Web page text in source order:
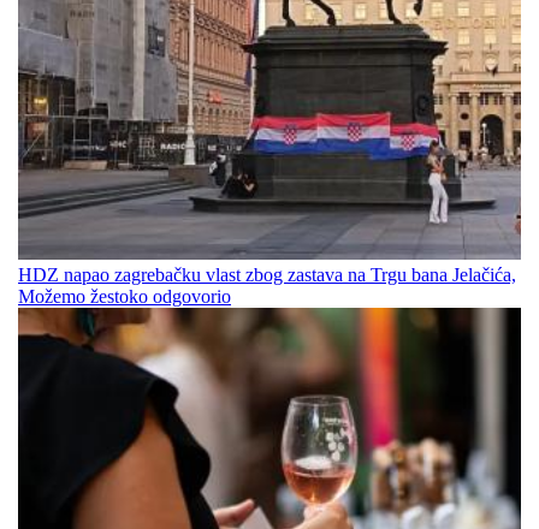
HDZ napao zagrebačku vlast zbog zastava na Trgu bana Jelačića,
Možemo žestoko odgovorio